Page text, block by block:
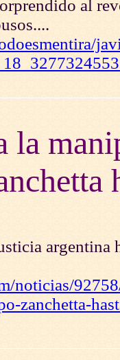
al
la
argentina
noticias/
zanchetta-